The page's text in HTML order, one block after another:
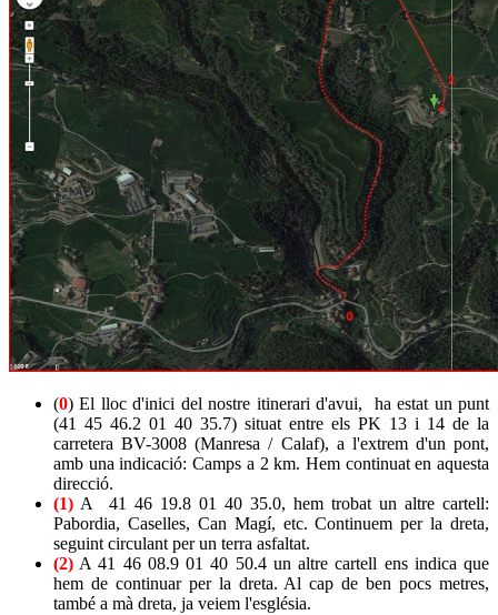
(0) El lloc d'inici del nostre itinerari d'avui, ha estat un punt
(41 45 46.2 01 40 35.7) situat entre els PK 13 i 14 de la
carretera BV-3008 (Manresa / Calaf), a l'extrem d'un pont,
amb una indicació: Camps a 2 km. Hem continuat en aquesta
direcció.
(1) A 41 46 19.8 01 40 35.0, hem trobat un altre cartell:
Pabordia, Caselles, Can Magí, etc. Continuem per la dreta,
seguint circulant per un terra asfaltat.
(2) A 41 46 08.9 01 40 50.4 un altre cartell ens indica que
hem de continuar per la dreta. Al cap de ben pocs metres,
també a mà dreta, ja veiem l'església.